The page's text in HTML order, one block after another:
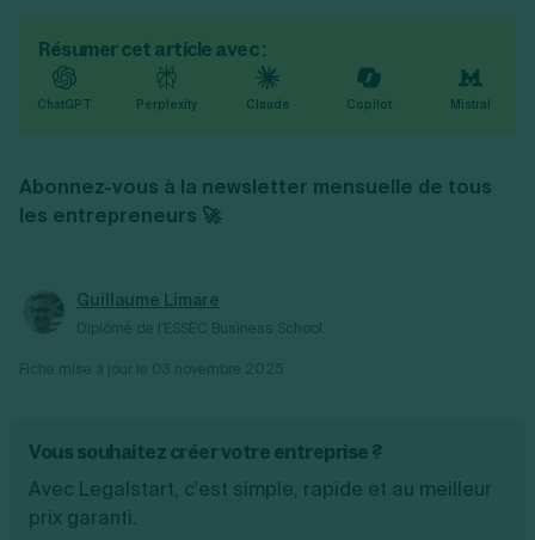
Résumer cet article avec :
ChatGPT Perplexity Claude Copilot Mistral
Abonnez-vous à la newsletter mensuelle de tous
les entrepreneurs 🚀
Guillaume Limare
Vous souhaitez créer votre entreprise ?
Avec Legalstart, c'est simple, rapide et au meilleur
prix garanti.